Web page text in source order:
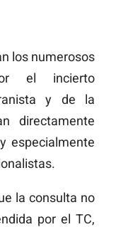
los numerosos
el incierto
y de la
directamente
especialmente
la consulta no
por el TC,